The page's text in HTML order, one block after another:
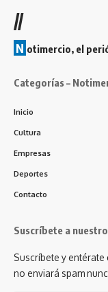
//
N otimercio, el
Categorías –
Inicio
Cultura
Empresas
Deportes
Contacto
Suscríbete a
Suscríbete y
no enviará spam